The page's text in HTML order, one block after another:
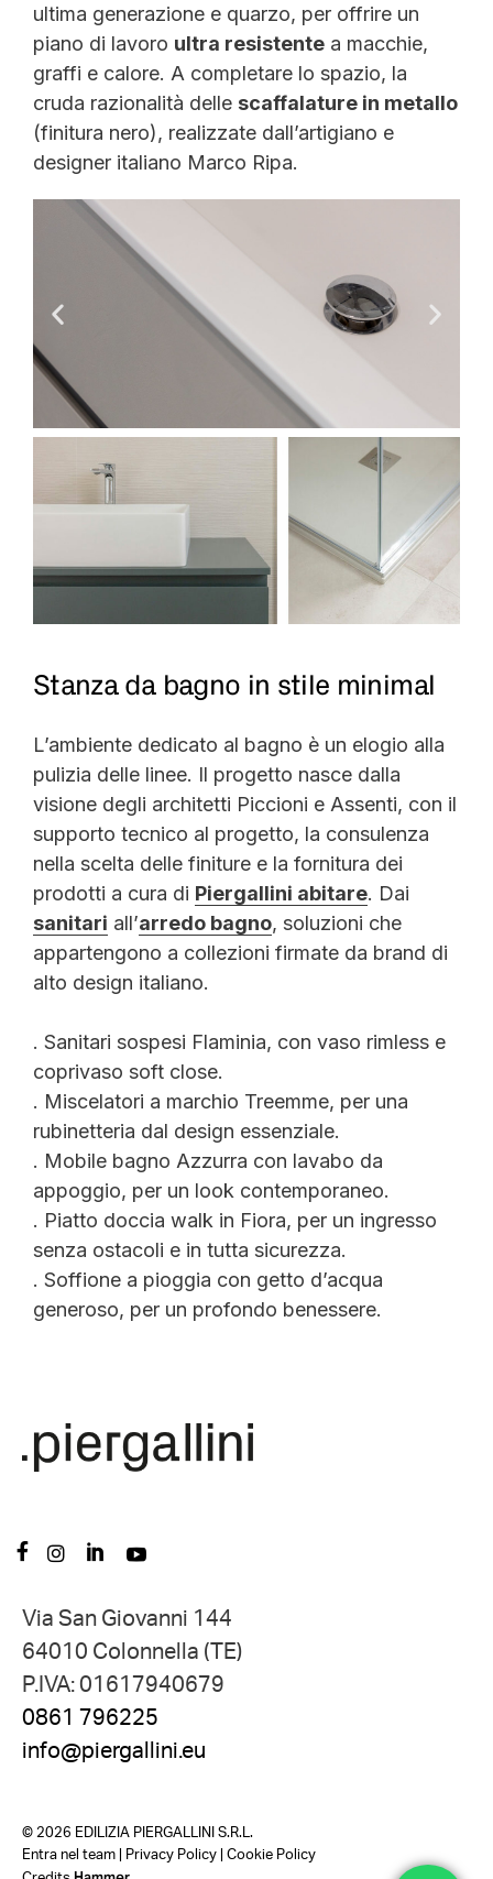
ultima generazione e quarzo, per offrire un
piano di lavoro ultra resistente a macchie,
graffi e calore. A completare lo spazio, la
cruda razionalità delle scaffalature in metallo
(finitura nero), realizzate dall’artigiano e
designer italiano Marco Ripa.
Stanza da bagno in stile minimal
L’ambiente dedicato al bagno è un elogio alla
pulizia delle linee. Il progetto nasce dalla
visione degli architetti Piccioni e Assenti, con il
supporto tecnico al progetto, la consulenza
nella scelta delle finiture e la fornitura dei
prodotti a cura di Piergallini abitare. Dai
sanitari all’arredo bagno, soluzioni che
appartengono a collezioni firmate da brand di
alto design italiano.
. Sanitari sospesi Flaminia, con vaso rimless e
coprivaso soft close.
. Miscelatori a marchio Treemme, per una
rubinetteria dal design essenziale.
. Mobile bagno Azzurra con lavabo da
appoggio, per un look contemporaneo.
. Piatto doccia walk in Fiora, per un ingresso
senza ostacoli e in tutta sicurezza.
. Soffione a pioggia con getto d’acqua
generoso, per un profondo benessere.
Via San Giovanni 144
64010 Colonnella (TE)
P.IVA: 01617940679
0861 796225
info@piergallini.eu
© 2026 EDILIZIA PIERGALLINI S.R.L.
Entra nel team
Privacy Policy
Cookie Policy